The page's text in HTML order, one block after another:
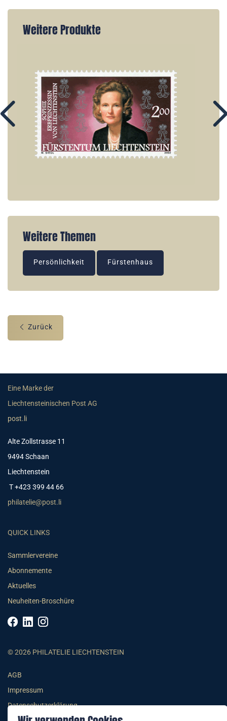
Weitere Produkte
Weitere Themen
Persönlichkeit Fürstenhaus
Zurück
Eine Marke der
Liechtensteinischen Post AG
post.li
Alte Zollstrasse 11
9494 Schaan
Liechtenstein
T +423 399 44 66
philatelie@post.li
QUICK LINKS
Sammlervereine
Abonnemente
Aktuelles
Neuheiten-Broschüre
© 2026 PHILATELIE LIECHTENSTEIN
AGB
Impressum
Datenschutzerklärung